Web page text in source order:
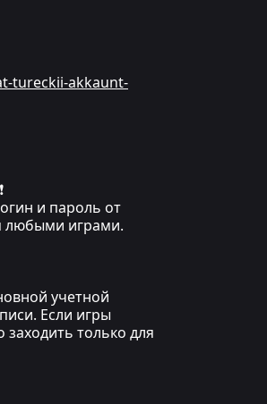
tureckii-akkaunt-
и пароль от
любыми играми.
учетной
Если игры
только для